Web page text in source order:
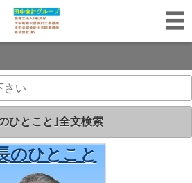
ひとこと｣全文検索
のひとこと